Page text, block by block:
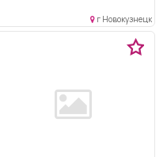
г Новокузнецк